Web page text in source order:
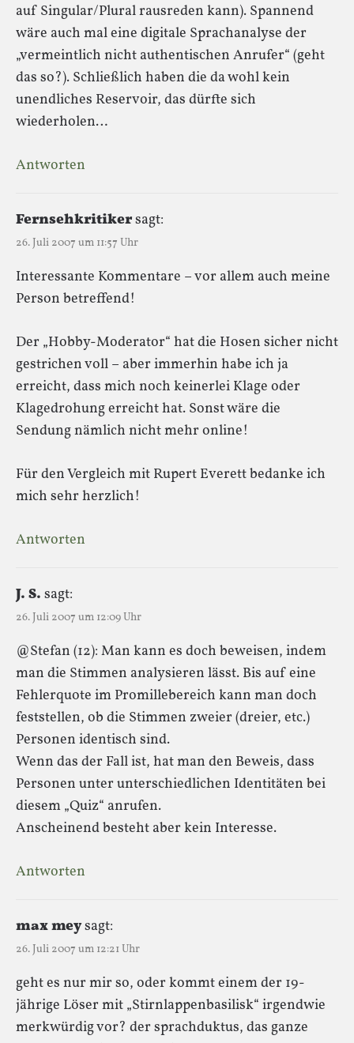
auf Singular/Plural rausreden kann). Spannend
wäre auch mal eine digitale Sprachanalyse der
„vermeintlich nicht authentischen Anrufer“ (geht
das so?). Schließlich haben die da wohl kein
unendliches Reservoir, das dürfte sich
wiederholen…
Antworten
Fernsehkritikersagt:
26. Juli 2007 um 11:57 Uhr
Interessante Kommentare – vor allem auch meine
Person betreffend!
Der „Hobby-Moderator“ hat die Hosen sicher nicht
gestrichen voll – aber immerhin habe ich ja
erreicht, dass mich noch keinerlei Klage oder
Klagedrohung erreicht hat. Sonst wäre die
Sendung nämlich nicht mehr online!
Für den Vergleich mit Rupert Everett bedanke ich
mich sehr herzlich!
Antworten
J. S. sagt:
26. Juli 2007 um 12:09 Uhr
@Stefan (12): Man kann es doch beweisen, indem
man die Stimmen analysieren lässt. Bis auf eine
Fehlerquote im Promillebereich kann man doch
feststellen, ob die Stimmen zweier (dreier, etc.)
Personen identisch sind.
Wenn das der Fall ist, hat man den Beweis, dass
Personen unter unterschiedlichen Identitäten bei
diesem „Quiz“ anrufen.
Anscheinend besteht aber kein Interesse.
Antworten
max meysagt:
26. Juli 2007 um 12:21 Uhr
geht es nur mir so, oder kommt einem der 19-
jährige Löser mit „Stirnlappenbasilisk“ irgendwie
merkwürdig vor? der sprachduktus, das ganze